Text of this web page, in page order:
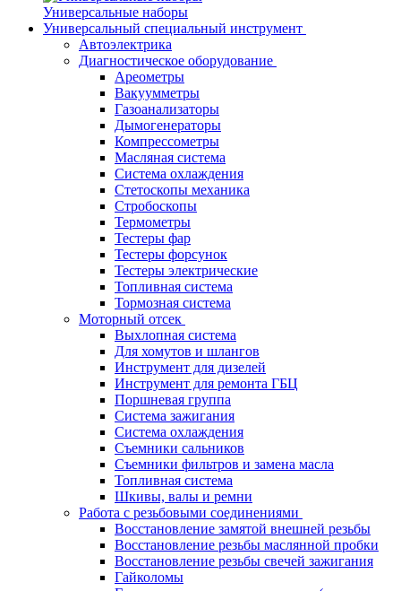
Универсальные наборы
Универсальный специальный инструмент
Автоэлектрика
Диагностическое оборудование
Ареометры
Вакуумметры
Газоанализаторы
Дымогенераторы
Компрессометры
Масляная система
Система охлаждения
Стетоскопы механика
Стробоскопы
Термометры
Тестеры фар
Тестеры форсунок
Тестеры электрические
Топливная система
Тормозная система
Моторный отсек
Выхлопная система
Для хомутов и шлангов
Инструмент для дизелей
Инструмент для ремонта ГБЦ
Поршневая группа
Система зажигания
Система охлаждения
Съемники сальников
Съемники фильтров и замена масла
Топливная система
Шкивы, валы и ремни
Работа с резьбовыми соединениями
Восстановление замятой внешней резьбы
Восстановление резьбы маслянной пробки
Восстановление резьбы свечей зажигания
Гайколомы